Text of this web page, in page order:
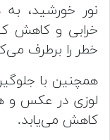
نور خورشید،
خرابی و کاهش
خطر را برطرف
همچنین با
لوزی در عکس و
کاهش می‌یابد.